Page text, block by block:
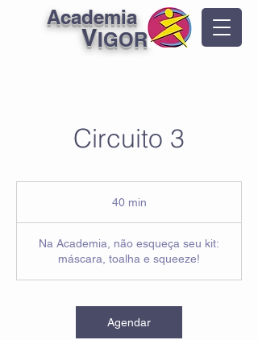
V
Academia
IGOR
Circuito 3
40 min
i
n
Na Academia, não esqueça seu kit:
máscara, toalha e squeeze!
Agendar